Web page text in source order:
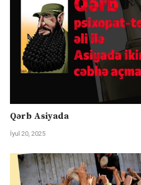
Qərb Asiyada
İyul 20, 2025